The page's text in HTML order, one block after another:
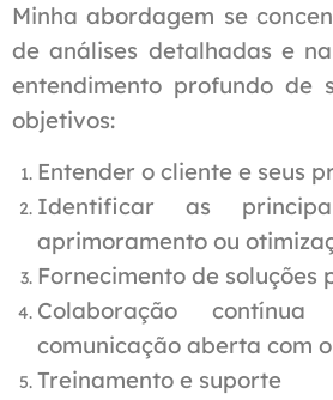
Minha abordagem se
de análises detalhadas e
entendimento profundo de
objetivos:
Entender o cliente e seus
Identificar as
aprimoramento ou
Fornecimento de soluções
Colaboração
comunicação aberta com
Treinamento e suporte